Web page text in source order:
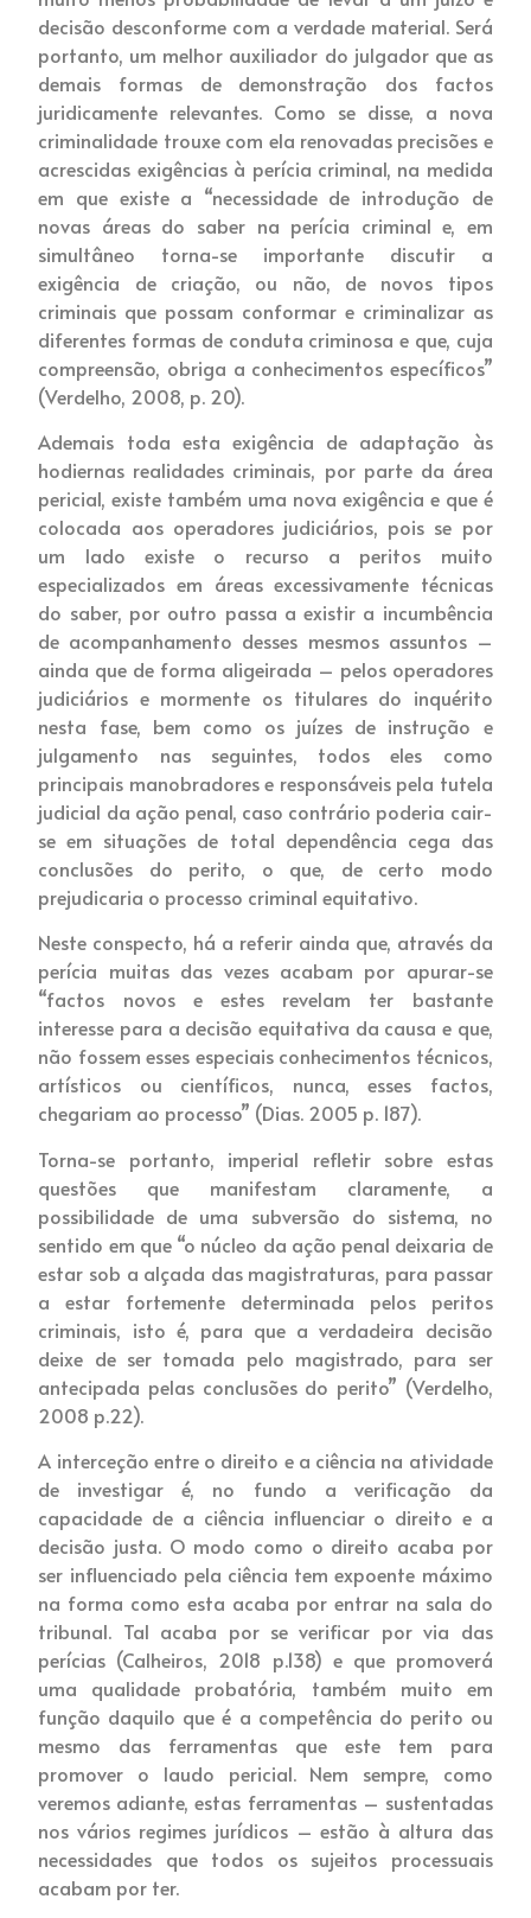
decisão desconforme com a verdade material. Será
portanto, um melhor auxiliador do julgador que as
demais formas de demonstração dos factos
juridicamente relevantes. Como se disse, a nova
criminalidade trouxe com ela renovadas precisões e
acrescidas exigências à perícia criminal, na medida
em que existe a “necessidade de introdução de
novas áreas do saber na perícia criminal e, em
simultâneo torna-se importante discutir a
exigência de criação, ou não, de novos tipos
criminais que possam conformar e criminalizar as
diferentes formas de conduta criminosa e que, cuja
compreensão, obriga a conhecimentos específicos”
(Verdelho, 2008, p. 20).
Ademais toda esta exigência de adaptação às
hodiernas realidades criminais, por parte da área
pericial, existe também uma nova exigência e que é
colocada aos operadores judiciários, pois se por
um lado existe o recurso a peritos muito
especializados em áreas excessivamente técnicas
do saber, por outro passa a existir a incumbência
de acompanhamento desses mesmos assuntos –
ainda que de forma aligeirada – pelos operadores
judiciários e mormente os titulares do inquérito
nesta fase, bem como os juízes de instrução e
julgamento nas seguintes, todos eles como
principais manobradores e responsáveis pela tutela
judicial da ação penal, caso contrário poderia cair-
se em situações de total dependência cega das
conclusões do perito, o que, de certo modo
prejudicaria o processo criminal equitativo.
Neste conspecto, há a referir ainda que, através da
perícia muitas das vezes acabam por apurar-se
“factos novos e estes revelam ter bastante
interesse para a decisão equitativa da causa e que,
não fossem esses especiais conhecimentos técnicos,
artísticos ou científicos, nunca, esses factos,
chegariam ao processo” (Dias. 2005 p. 187).
Torna-se portanto, imperial refletir sobre estas
questões que manifestam claramente, a
possibilidade de uma subversão do sistema, no
sentido em que “o núcleo da ação penal deixaria de
estar sob a alçada das magistraturas, para passar
a estar fortemente determinada pelos peritos
criminais, isto é, para que a verdadeira decisão
deixe de ser tomada pelo magistrado, para ser
antecipada pelas conclusões do perito” (Verdelho,
2008 p.22).
A interceção entre o direito e a ciência na atividade
de investigar é, no fundo a verificação da
capacidade de a ciência influenciar o direito e a
decisão justa. O modo como o direito acaba por
ser influenciado pela ciência tem expoente máximo
na forma como esta acaba por entrar na sala do
tribunal. Tal acaba por se verificar por via das
perícias (Calheiros, 2018 p.138) e que promoverá
uma qualidade probatória, também muito em
função daquilo que é a competência do perito ou
mesmo das ferramentas que este tem para
promover o laudo pericial. Nem sempre, como
veremos adiante, estas ferramentas – sustentadas
nos vários regimes jurídicos – estão à altura das
necessidades que todos os sujeitos processuais
acabam por ter.